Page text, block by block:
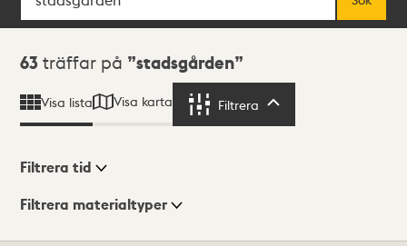
Sökresultat
63 träffar på stadsgården
Visa lista Visa karta Filtrera
Visningsläge
Filtrera tid
Filtrera materialtyper